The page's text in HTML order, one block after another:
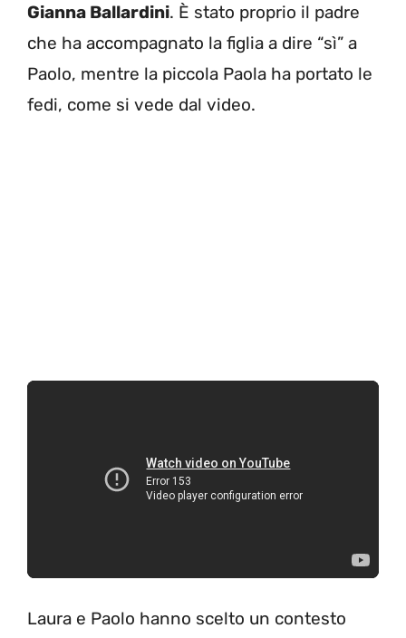
Gianna Ballardini. È stato proprio il padre
che ha accompagnato la figlia a dire “sì” a
Paolo, mentre la piccola Paola ha portato le
fedi, come si vede dal video.
Laura e Paolo hanno scelto un contesto